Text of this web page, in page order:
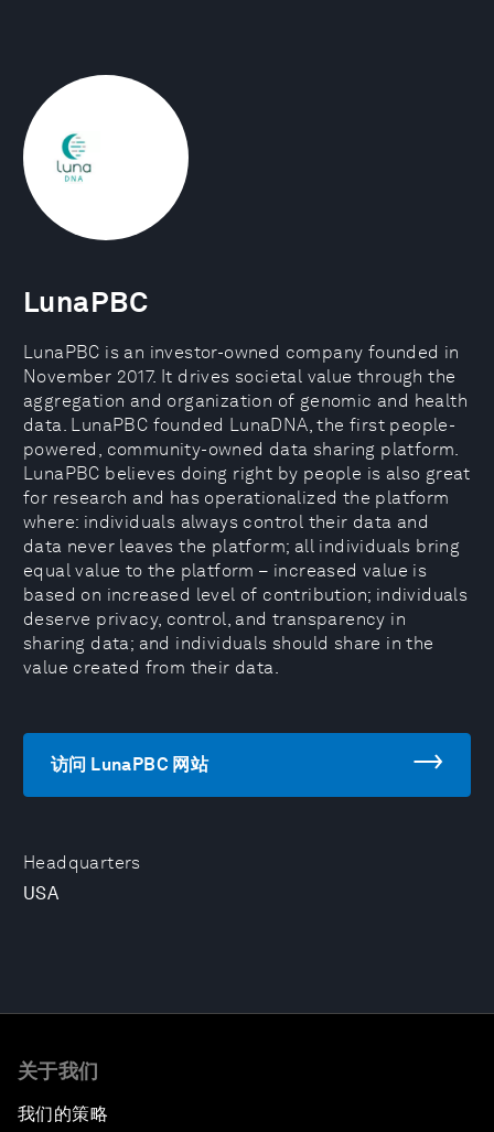
Headquarters
USA
LunaPBC
LunaPBC is an investor-owned company founded in
November 2017. It drives societal value through the
aggregation and organization of genomic and health
data. LunaPBC founded LunaDNA, the first people-
powered, community-owned data sharing platform.
LunaPBC believes doing right by people is also great
for research and has operationalized the platform
where: individuals always control their data and
data never leaves the platform; all individuals bring
equal value to the platform – increased value is
based on increased level of contribution; individuals
deserve privacy, control, and transparency in
sharing data; and individuals should share in the
value created from their data.
访问 LunaPBC 网站
关于我们
我们的策略